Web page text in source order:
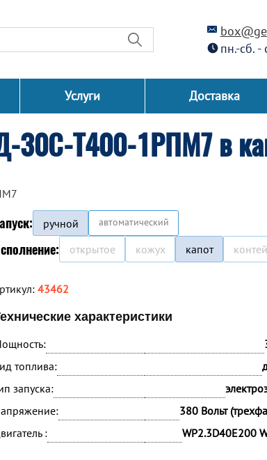
пн.-сб.
Услуги Доставка
30С-Т400-1РПМ7 в
ручной автоматический
открытое кожух капот
43462
характеристики
топлива:
запуска:
380 Вольт
:
WP2.3D40E200